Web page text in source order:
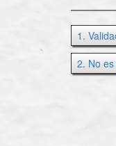
1.
2. No